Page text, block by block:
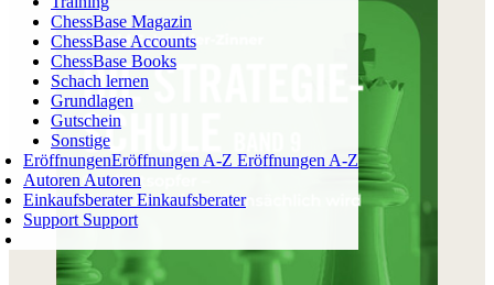
ChessBase Magazin
ChessBase Accounts
ChessBase Books
Schach lernen
Grundlagen
Gutschein
Sonstige
EröffnungenEröffnungen A-Z Eröffnungen A-Z
Autoren Autoren
EinkaufsberaterEinkaufsberater
Support Support
WARENKORB